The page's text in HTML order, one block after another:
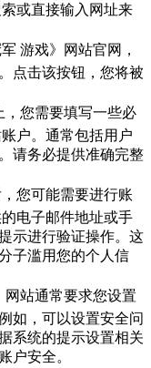
或直接输入网址来
游戏》网站官网，
点击该按钮，您将被
您需要填写一些必
户。通常包括用户
请务必提供准确完整
您可能需要进行账
电子邮件地址或手
示进行验证操作。这
子滥用您的个人信
站通常要求您设置
如，可以设置安全问
系统的提示设置相关
户安全。